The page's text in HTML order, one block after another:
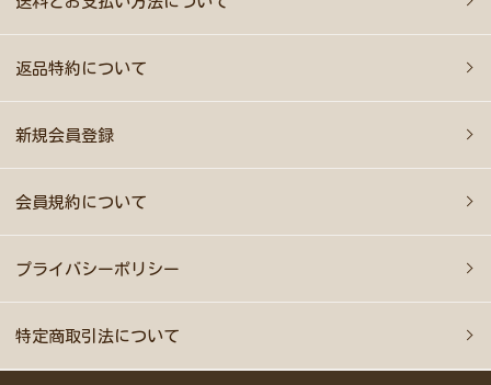
返品特約について
新規会員登録
会員規約について
プライバシーポリシー
特定商取引法について